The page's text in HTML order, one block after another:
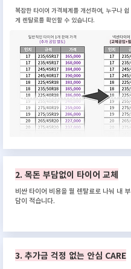
복잡한 타이어 가격체계를 개선하여, 누구나 쉽
게 렌탈료를 확인할 수 있습니다.
2. 목돈 부담없이 타이어 교체
비싼 타이어 비용을 월 렌탈료로 나눠 내 부
담이 적습니다.
3. 추가금 걱정 없는 안심 CARE